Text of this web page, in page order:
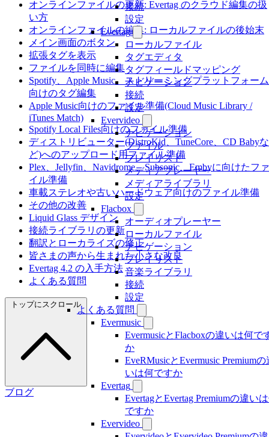
接続
設定
Evertag
ローカルファイル
タグエディタ
タグフィールドマッピング
ナビゲーション
接続
設定
Evervideo
ナビゲーション
ファイル
プレイリスト
メディアプレーヤー
メディアライブラリ
設定
Flacbox
オーディオプレーヤー
ローカルファイル
ナビゲーション
プレイリスト
音楽ライブラリ
接続
設定
よくある質問
Evermusic
EvermusicとFlacboxの違いは何で
か
EveRMusicとEvermusic Premiumの
いは何ですか
Evertag
EvertagとEvertag Premiumの違い
ですか
Evervideo
オンラインファイルの更新: Evertag のクラウド編集の扱
い方
オンラインファイルの編集: ローカルファイルの後始末
メイン画面のボタン
拡張タグを表示
ファイルを同時に編集
Spotify、Apple Music、ストリーミングプラットフォーム
向けのタグ編集
Apple Music向けのファイル準備(Cloud Music Library /
iTunes Match)
Spotify Local Files向けのファイル準備
ディストリビューター(DistroKid、TuneCore、CD Babyな
ど)へのアップロード用ファイル準備
Plex、Jellyfin、Navidrome、Subsonic、Embyに向けたファ
イル準備
車載ステレオや古いハードウェア向けのファイル準備
その他の改善
Liquid Glass デザイン
接続ライブラリの更新
翻訳とローカライズの修正
皆さまの声から生まれた小さな改良
Evertag 4.2 の入手方法
よくある質問
トップにスクロール
ブログ